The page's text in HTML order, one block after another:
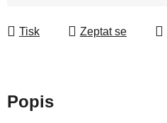
Tisk Zeptat se
Popis